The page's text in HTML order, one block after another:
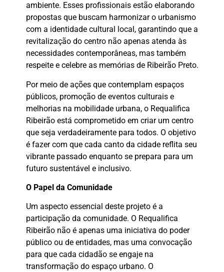
ambiente. Esses profissionais estão elaborando
propostas que buscam harmonizar o urbanismo
com a identidade cultural local, garantindo que a
revitalização do centro não apenas atenda às
necessidades contemporâneas, mas também
respeite e celebre as memórias de Ribeirão Preto.
Por meio de ações que contemplam espaços
públicos, promoção de eventos culturais e
melhorias na mobilidade urbana, o Requalifica
Ribeirão está comprometido em criar um centro
que seja verdadeiramente para todos. O objetivo
é fazer com que cada canto da cidade reflita seu
vibrante passado enquanto se prepara para um
futuro sustentável e inclusivo.
O Papel da Comunidade
Um aspecto essencial deste projeto é a
participação da comunidade. O Requalifica
Ribeirão não é apenas uma iniciativa do poder
público ou de entidades, mas uma convocação
para que cada cidadão se engaje na
transformação do espaço urbano. O